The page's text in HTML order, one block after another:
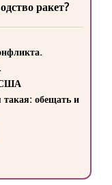
ракет?
США
такая: обещать и